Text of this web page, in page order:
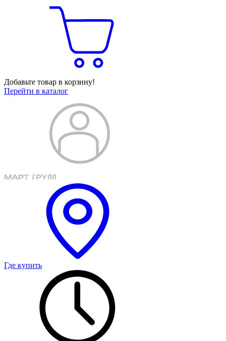
Добавьте товар в корзину!
Перейти в каталог
Где купить